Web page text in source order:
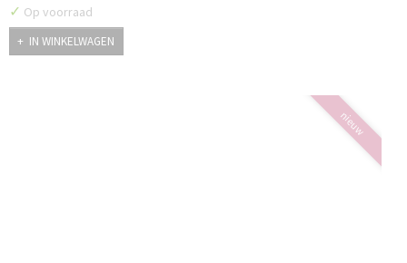
✓ Op voorraad
IN WINKELWAGEN
nieuw